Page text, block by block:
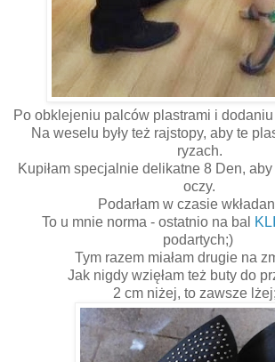
Po obklejeniu palców plastrami i
Na weselu były też rajstopy, aby te
ryzach.
Kupiłam specjalnie delikatne 8 Den,
oczy.
Podarłam w czasie
To u mnie norma - ostatnio na bal
podartych;)
Tym razem miałam drugie na
Jak nigdy wzięłam też buty do
2 cm niżej, to zawsze